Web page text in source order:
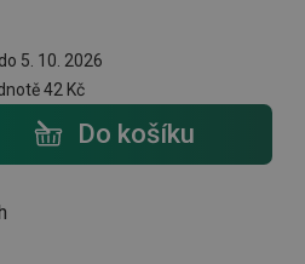
5. 10. 2026
42 Kč
Do košíku